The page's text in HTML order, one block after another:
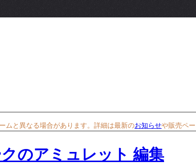
ムと異なる場合があります。詳細は最新のお知らせや販売ペ